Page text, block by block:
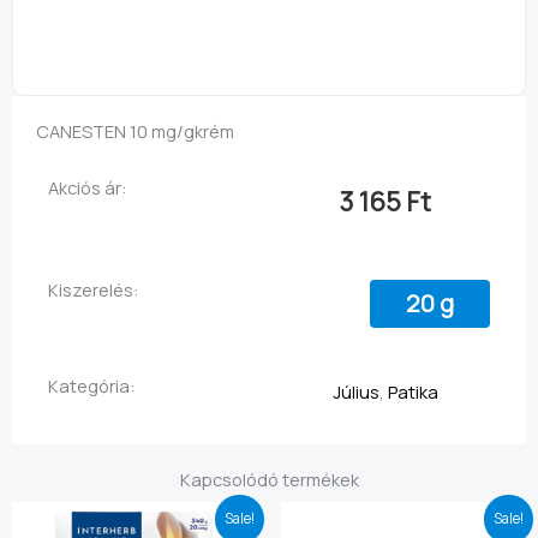
CANESTEN 10 mg/gkrém
Akciós ár: 3 165 Ft
Kiszerelés: 20 g
Kategória: Július Patika
Kapcsolódó termékek
Sale!
Original
price
Current
price
Sale!